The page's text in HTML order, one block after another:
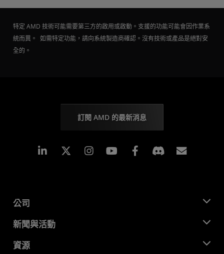
特定 AMD 技術可能需要第三方的啟用或啟動。支援的功能可能會因作業系
統而異。 如需特定功能，請向系統製造商確認。沒有技術或產品是絕對安
全的。
訂閱 AMD 的最新消息
Linkedin Instagram Facebook
公司
關於 AMD
企業責任
新聞與活動
新聞室
資源